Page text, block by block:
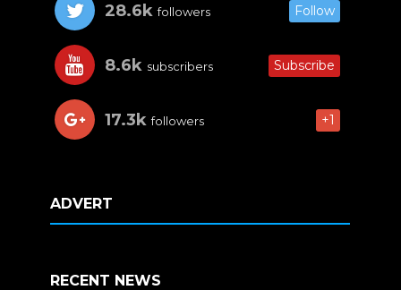
28.6k followers Follow
8.6k subscribers Subscribe
17.3k followers +1
ADVERT
RECENT NEWS